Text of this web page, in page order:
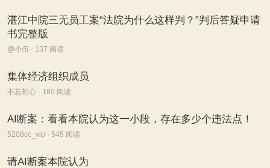
湛江中院三无员工案“法院为什么这样判？”判后答疑申请
书完整版
@小伍 · 137 阅读
集体经济组织成员
不忘初心 · 180 阅读
AI断案：看看本院认为这一小段，存在多少个违法点！
5208cc_vip · 545 阅读
请AI断案本院认为